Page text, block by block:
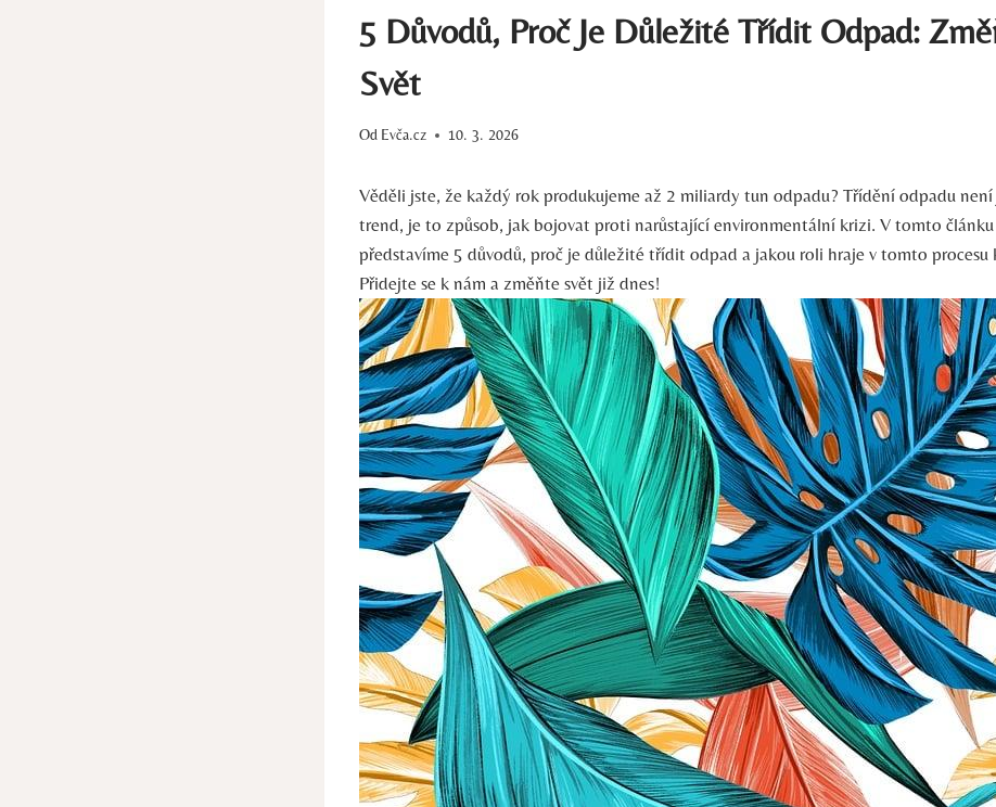
5 Důvodů, Proč Je Důležité Třídit Odpad:
Svět
Od Evča.cz 10. 3. 2026
Věděli jste, že každý rok produkujeme až 2 miliardy tun odpadu? Třídění odpadu
trend, je to způsob, jak bojovat proti narůstající environmentální krizi. V tomto článku
představíme 5 důvodů, proč je důležité třídit odpad a jakou roli hraje v tomto procesu
Přidejte se k nám a změňte svět již dnes!